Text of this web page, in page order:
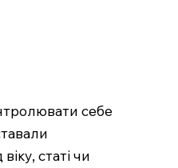
себе
статі чи